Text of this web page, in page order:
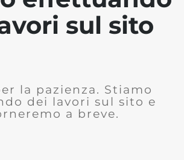
sul sito
la pazienza. Stiamo
dei lavori sul sito e
a breve.